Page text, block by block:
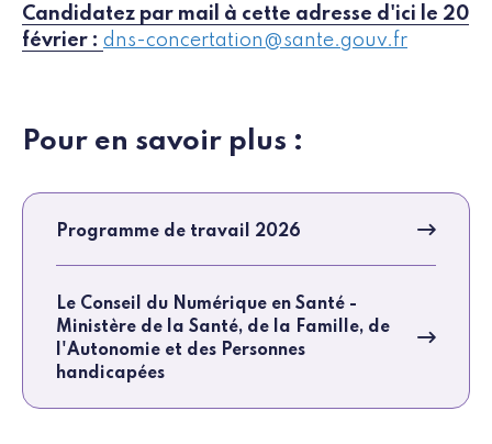
Candidatez par mail à cette adresse d'ici le 20
février : dns-concertation@sante.gouv.fr
Pour en savoir plus :
Programme de travail 2026
Le Conseil du Numérique en Santé -
Ministère de la Santé, de la Famille, de
l'Autonomie et des Personnes
handicapées